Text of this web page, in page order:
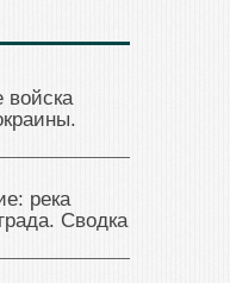
войска
река
Сводка